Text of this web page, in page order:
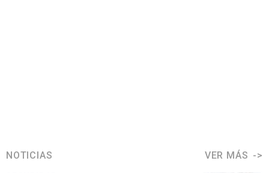
NOTICIAS VER MÁS